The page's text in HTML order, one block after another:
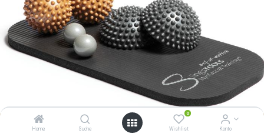
Home Suche
0
Wishlist Konto